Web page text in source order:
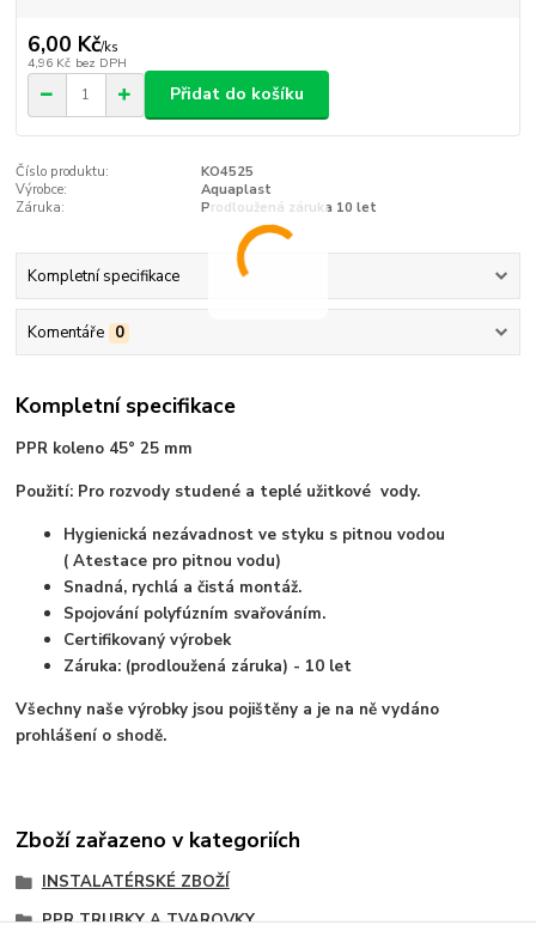
6,00 Kč/ks
4,96 Kč bez DPH
Přidat do košíku
Číslo produktu:
KO4525
Výrobce:
Aquaplast
Záruka:
Prodloužená záruka 10 let
Kompletní specifikace
Komentáře 0
Kompletní specifikace
PPR koleno 45° 25 mm
Použití: Pro rozvody studené a teplé užitkové vody.
Hygienická nezávadnost ve styku s pitnou vodou
( Atestace pro pitnou vodu)
Snadná, rychlá a čistá montáž.
Spojování polyfúzním svařováním.
Certifikovaný výrobek
Záruka: (prodloužená záruka) - 10 let
Všechny naše výrobky jsou pojištěny a je na ně vydáno
prohlášení o shodě.
Zboží zařazeno v kategoriích
INSTALATÉRSKÉ ZBOŽÍ
PPR TRUBKY A TVAROVKY